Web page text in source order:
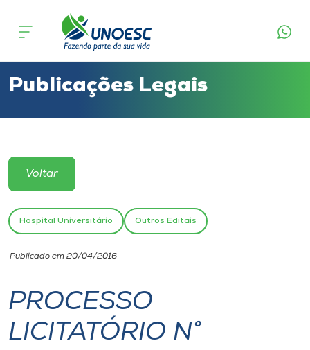
Cursos
Atendimento ao Estudante
Portal de Ensino
Unoesc
Internacionalização
I.nova
Publicações Legais
Voltar
Hospital Universitário Outros Editais
Publicado em 20/04/2016
PROCESSO
LICITATÓRIO N°